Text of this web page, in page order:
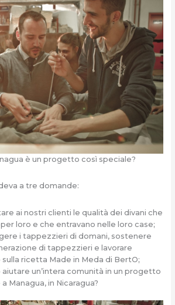
è un progetto così speciale?
a tre domande:
ai nostri clienti le qualità dei divani che
loro e che entravano nelle loro case;
i tappezzieri di domani, sostenere
di tappezzieri e lavorare
sulla ricetta Made in Meda di BertO;
aiutare un’intera comunità in un progetto
Managua, in Nicaragua?